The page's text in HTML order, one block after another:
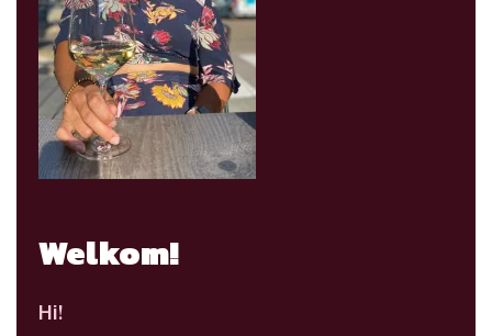
Welkom!
Hi!